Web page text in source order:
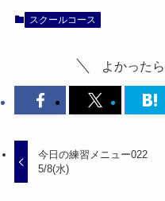
スクールコース
よかった
今日の練習メニュー022
5/8(水)